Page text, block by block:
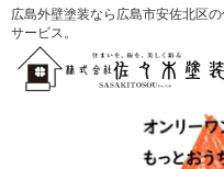
広島外壁塗装なら広島市安佐北区
サービス。